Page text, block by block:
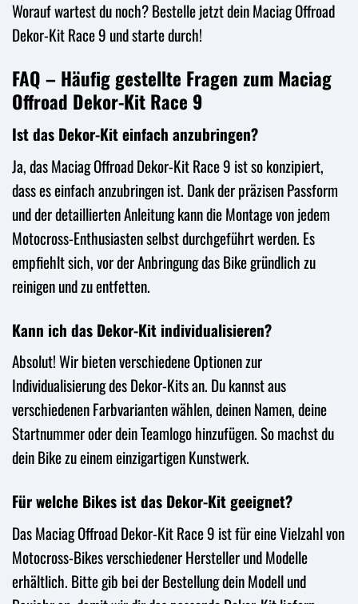
Worauf wartest du noch? Bestelle jetzt dein Maciag Offroad
Dekor-Kit Race 9 und starte durch!
FAQ – Häufig gestellte Fragen zum Maciag
Offroad Dekor-Kit Race 9
Ist das Dekor-Kit einfach anzubringen?
Ja, das Maciag Offroad Dekor-Kit Race 9 ist so konzipiert,
dass es einfach anzubringen ist. Dank der präzisen Passform
und der detaillierten Anleitung kann die Montage von jedem
Motocross-Enthusiasten selbst durchgeführt werden. Es
empfiehlt sich, vor der Anbringung das Bike gründlich zu
reinigen und zu entfetten.
Kann ich das Dekor-Kit individualisieren?
Absolut! Wir bieten verschiedene Optionen zur
Individualisierung des Dekor-Kits an. Du kannst aus
verschiedenen Farbvarianten wählen, deinen Namen, deine
Startnummer oder dein Teamlogo hinzufügen. So machst du
dein Bike zu einem einzigartigen Kunstwerk.
Für welche Bikes ist das Dekor-Kit geeignet?
Das Maciag Offroad Dekor-Kit Race 9 ist für eine Vielzahl von
Motocross-Bikes verschiedener Hersteller und Modelle
erhältlich. Bitte gib bei der Bestellung dein Modell und